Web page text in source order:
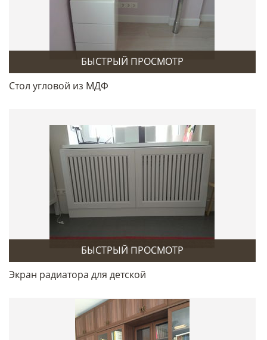
БЫСТРЫЙ ПРОСМОТР
Стол угловой из МДФ
БЫСТРЫЙ ПРОСМОТР
Экран радиатора для детской